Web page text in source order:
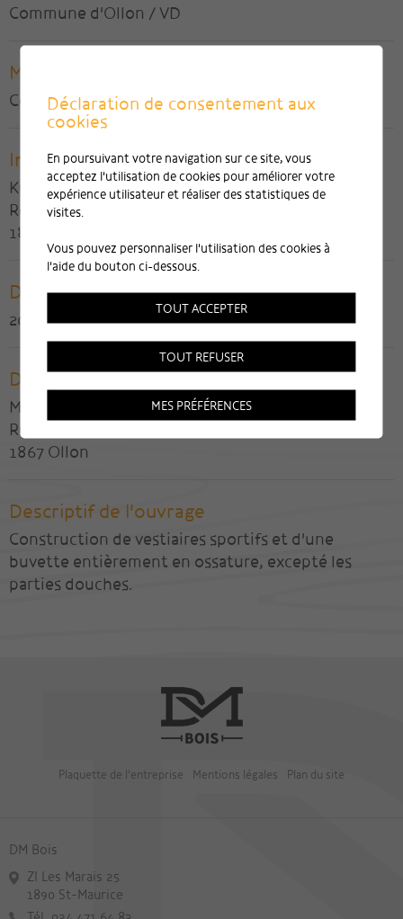
Commune d'Ollon / VD
Maître de l'ouvrage
Commune d'Ollon
Ingénieur civil
Kurmann et Cretton SA
Route de Clos-Donroux 1
1870 Monthey
Date de réalisation
2011
Direction des travaux
Martin Dauner
Rue de la Tour 26
1867 Ollon
Descriptif de l'ouvrage
Construction de vestiaires sportifs et d'une
buvette entièrement en ossature, excepté les
parties douches.
Plaquette de l'entreprise Mentions légales Plan du site
DM Bois
ZI Les Marais 25
1890 St-Maurice
Déclaration de consentement aux
cookies
En poursuivant votre navigation sur ce site, vous
acceptez l'utilisation de cookies pour améliorer votre
expérience utilisateur et réaliser des statistiques de
visites.
Vous pouvez personnaliser l'utilisation des cookies à
l'aide du bouton ci-dessous.
TOUT ACCEPTER
TOUT REFUSER
MES PRÉFÉRENCES